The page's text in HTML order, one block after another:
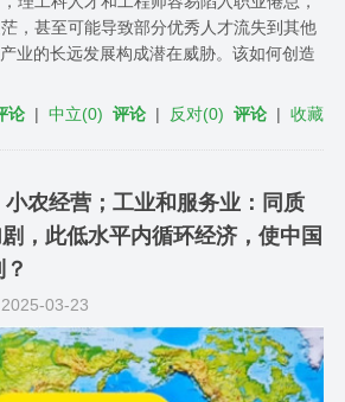
，甚至可能导致部分优秀人才流失到其他
业的长远发展构成潜在威胁。该如何创造
论 |中立(0) 评论 | 反对(0) 评论 |收藏
农经营；工业和服务业：同质
，此低水平内循环经济，使中国
03-23